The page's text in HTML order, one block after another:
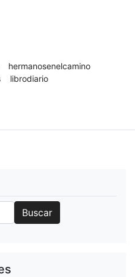
hermanosenelcamino
librodiario
Buscar